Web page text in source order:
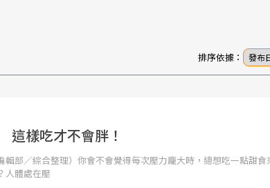
排序依據： 發布
樣吃才不會胖！
輯部／綜合整理）你會不會覺得每次壓力龐大時，總想吃一點甜食
人體處在壓
面對超高齡社會的浪潮，台灣正在快
向「健康照護」的新時代。隨著國家
康新
啟